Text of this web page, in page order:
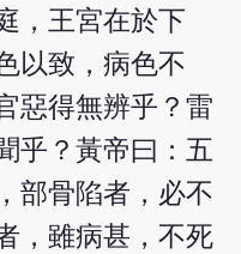
，王宮在於下
以致，病色不
惡得無辨乎？雷
乎？黃帝曰：五
部骨陷者，必不
，雖病甚，不死